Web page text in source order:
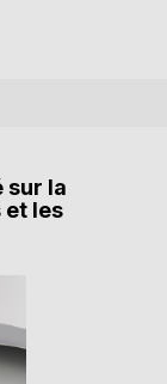
sur la
les